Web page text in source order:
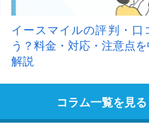
イースマイルの評判・口
う？料金・対応・注意点
解説
コラム一覧を見る